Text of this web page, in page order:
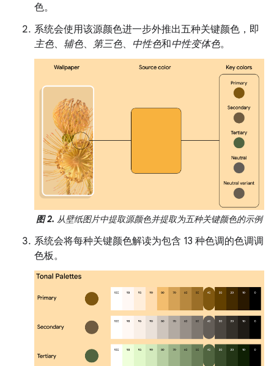
色。
系统会使用该源颜色进一步外推出五种关键颜色，即
主色、 辅色、 第三色、 中性色和中性变体色。
图 2. 从壁纸图片中提取源颜色并提取为五种关键颜色的示例
系统会将每种关键颜色解读为包含 13 种色调的色调调
色板。